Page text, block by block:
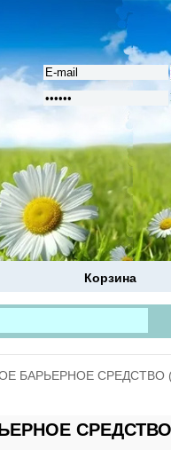
Корзина
БАРЬЕРНОЕ СРЕДСТВО
СРЕДСТВО